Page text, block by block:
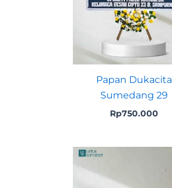
Papan Dukacita
Sumedang 29
Rp750.000